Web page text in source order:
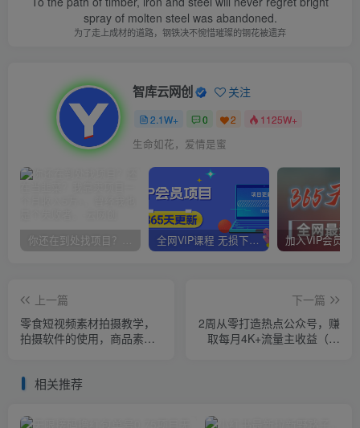
spray of molten steel was abandoned.
为了走上成材的道路，钢铁决不惋惜璀璨的钢花被遗弃
智库云网创 关注
2.1W+ 0 2 1125W+
生命如花，爱情是蜜
你还在到处找项目？还在当韭菜？我靠卖项目一个月收入5万+，曾经我也是个失败者。 全网VIP课程 无损下载~
上一篇
零食短视频素材拍摄教学，​
拍摄软件的使用，商品素材
下一篇
2周从零打造热点公众号，赚
取每月4K+流量主收益（工
相关推荐